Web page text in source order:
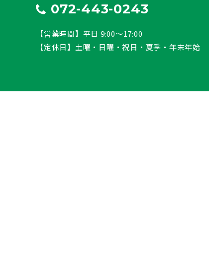
072-443-0243
【営業時間】平日 9:00～17:00
【定休日】土曜・日曜・祝日・夏季・年末年始